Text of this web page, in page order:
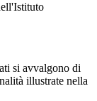
si avvalgono di
illustrate nella